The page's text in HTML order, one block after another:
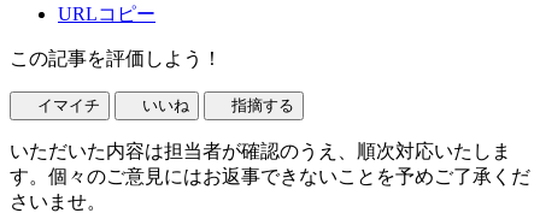
URLコピー
この記事を評価しよう！
イマイチ いいね 指摘する
いただいた内容は担当者が確認のうえ、順次対応いたしま
す。個々のご意見にはお返事できないことを予めご了承くだ
さいませ。